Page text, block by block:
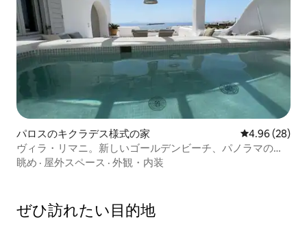
パロスのキクラデス様式の家 レビュー28
4.96 (28)
ヴィラ・リマニ。新しいゴールデンビーチ、パノラマの海
の眺め！
眺め · 屋外スペース · 外観・内装
ぜひ訪⁠れ⁠た⁠い目⁠的⁠地